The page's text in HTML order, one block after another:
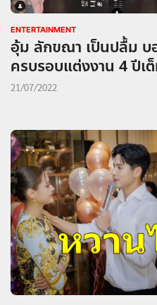
ENTERTAINMENT
อุ้ม ลักขณา เป็นปลื้ม บ
ครบรอบแต่งงาน 4 ปีเ
21/07/2022